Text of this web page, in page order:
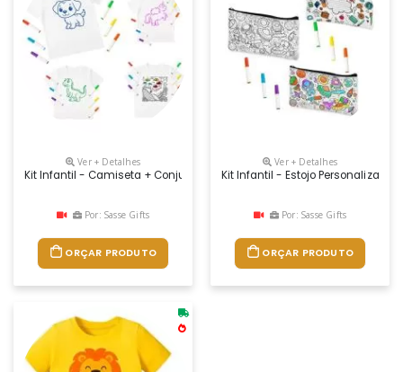
Ver + Detalhes
Kit Infantil - Camiseta + Conjunto De Canetas Para Tecidos
Por: Sasse Gifts
ORÇAR PRODUTO
Ver + Detalhes
Kit Infantil - Estojo Personalizado
Por: Sasse Gifts
ORÇAR PRODUTO